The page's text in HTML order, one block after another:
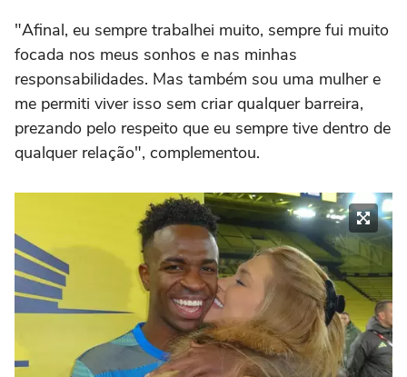
"Afinal, eu sempre trabalhei muito, sempre fui muito
focada nos meus sonhos e nas minhas
responsabilidades. Mas também sou uma mulher e
me permiti viver isso sem criar qualquer barreira,
prezando pelo respeito que eu sempre tive dentro de
qualquer relação", complementou.